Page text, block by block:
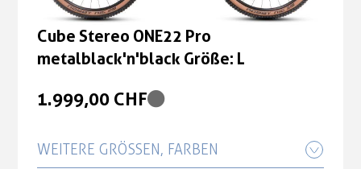
Cube Stereo ONE22 Pro
metalblack'n'black Größe: L
1.999,00 CHF
WEITERE GRÖSSEN, FARBEN